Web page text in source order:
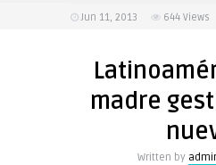
Jun 11, 2013 644 Views
madre
Written by